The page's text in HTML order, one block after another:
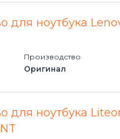
Satellite 2000 Series
Satellite 300 Series
Satellite 3000 Series
Satellite 3005 Series
для ноутбука
Производство
Оригинал
для ноутбука